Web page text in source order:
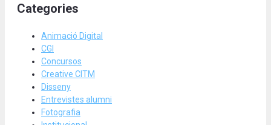
Categories
Animació Digital
CGI
Concursos
Creative CITM
Disseny
Entrevistes alumni
Fotografia